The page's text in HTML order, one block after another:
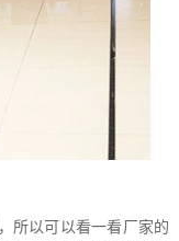
所以可以看一看厂家的